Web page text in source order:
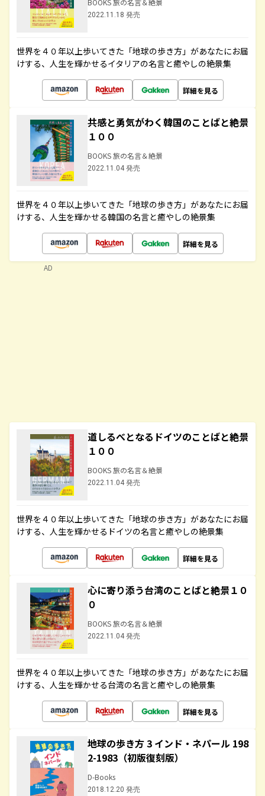
BOOKS 旅の名言＆絶景
2022.11.18 発売
世界を４０年以上歩いてきた「地球の歩き方」があなたにお届
けする、人生を輝かせるイタリアの名言と癒やしの絶景集
詳細を見る
共感と勇気がわく韓国のことばと絶景
１００
BOOKS 旅の名言＆絶景
2022.11.04 発売
世界を４０年以上歩いてきた「地球の歩き方」があなたにお届
けする、人生を輝かせる韓国の名言と癒やしの絶景集
詳細を見る
道しるべとなるドイツのことばと絶景
１００
BOOKS 旅の名言＆絶景
2022.11.04 発売
世界を４０年以上歩いてきた「地球の歩き方」があなたにお届
けする、人生を輝かせるドイツの名言と癒やしの絶景集
詳細を見る
心に寄り添う台湾のことばと絶景１０
０
BOOKS 旅の名言＆絶景
2022.11.04 発売
世界を４０年以上歩いてきた「地球の歩き方」があなたにお届
けする、人生を輝かせる台湾の名言と癒やしの絶景集
詳細を見る
地球の歩き方 3 インド・ネパール 198
2-1983（初版復刻版）
D-Books
2018.12.20 発売
AD